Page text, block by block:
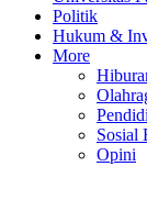
Politik
Hukum &
More
Sosial
Opini